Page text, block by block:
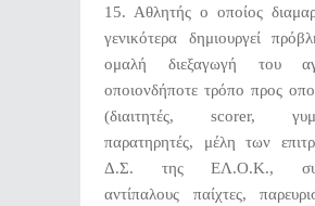
15. Αθλητής ο οποίος
γενικότερα δημιουργεί
ομαλή διεξαγωγή του
οποιονδήποτε τρόπο προς
(διαιτητές, scorer,
παρατηρητές, μέλη των
Δ.Σ. της ΕΛ.Ο.Κ.,
αντίπαλους παίχτες,